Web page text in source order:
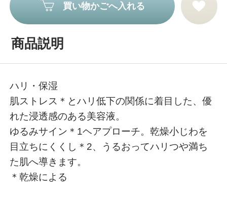
買い物かごへ入れる
商品説明
ハリ・保湿
肌ストレス＊とハリ低下の関係に着目した、優
れた浸透感のある美容液。
ゆるみサイン＊1ヘアプローチ。乾燥小じわを
目立ちにくくし＊2、うるおってハリつや満ち
た肌へ導きます。
＊乾燥による